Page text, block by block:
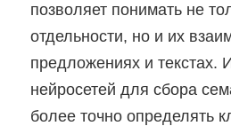
позволяет понимать не
отдельности, но и их
предложениях и текстах.
нейросетей для сбора
более точно определять